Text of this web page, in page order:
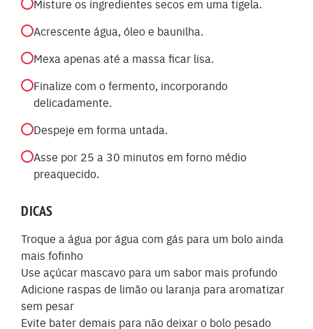
Misture os ingredientes secos em uma tigela.
Acrescente água, óleo e baunilha.
Mexa apenas até a massa ficar lisa.
Finalize com o fermento, incorporando
delicadamente.
Despeje em forma untada.
Asse por 25 a 30 minutos em forno médio
preaquecido.
DICAS
Troque a água por água com gás para um bolo ainda
mais fofinho
Use açúcar mascavo para um sabor mais profundo
Adicione raspas de limão ou laranja para aromatizar
sem pesar
Evite bater demais para não deixar o bolo pesado